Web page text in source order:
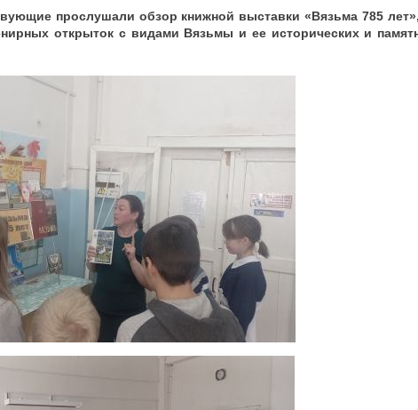
прослушали обзор книжной выставки «Вязьма 785
открыток с видами Вязьмы и ее исторических и